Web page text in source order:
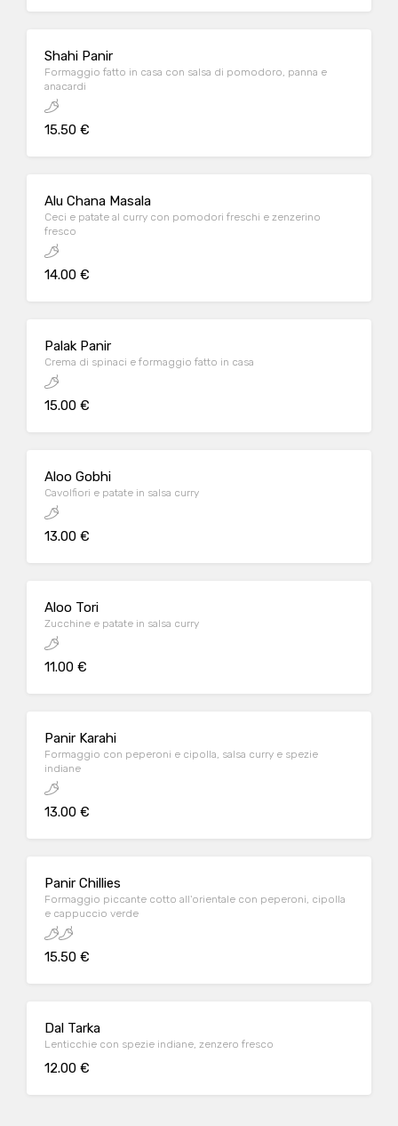
Shahi Panir
Formaggio fatto in casa con salsa di pomodoro, panna e
anacardi
15.50 €
Alu Chana Masala
Ceci e patate al curry con pomodori freschi e zenzerino
fresco
14.00 €
Palak Panir
Crema di spinaci e formaggio fatto in casa
15.00 €
Aloo Gobhi
Cavolfiori e patate in salsa curry
13.00 €
Aloo Tori
Zucchine e patate in salsa curry
11.00 €
Panir Karahi
Formaggio con peperoni e cipolla, salsa curry e spezie
indiane
13.00 €
Panir Chillies
Formaggio piccante cotto all'orientale con peperoni, cipolla
e cappuccio verde
15.50 €
Dal Tarka
Lenticchie con spezie indiane, zenzero fresco
12.00 €